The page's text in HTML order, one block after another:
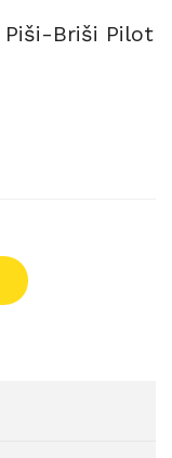
Piši-Briši Pilot